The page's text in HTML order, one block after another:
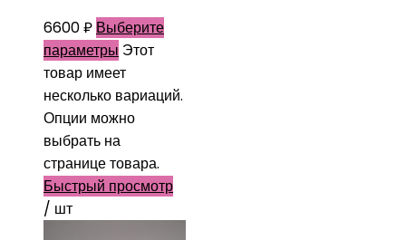
6600₽ Выберите
параметры Этот
товар имеет
несколько вариаций.
Опции можно
выбрать на
странице товара.
Быстрый просмотр
/ шт